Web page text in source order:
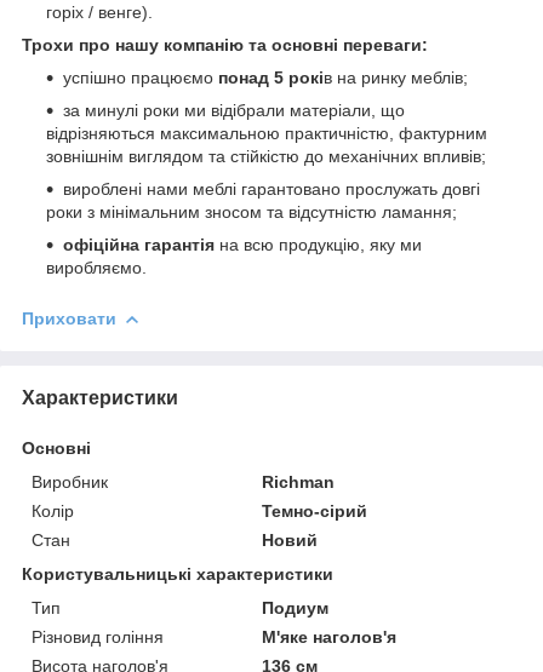
горіх / венге).
Трохи про нашу компанію та основні переваги:
успішно працюємо понад 5 років на ринку меблів;
за минулі роки ми відібрали матеріали, що
відрізняються максимальною практичністю, фактурним
зовнішнім виглядом та стійкістю до механічних впливів;
вироблені нами меблі гарантовано прослужать довгі
роки з мінімальним зносом та відсутністю ламання;
офіційна гарантія на всю продукцію, яку ми
виробляємо.
Приховати
Характеристики
Основні
Виробник
Richman
Колір
Темно-сірий
Стан
Новий
Користувальницькі характеристики
Тип
Подиум
Різновид гоління
М'яке наголов'я
Висота наголов'я
136 см